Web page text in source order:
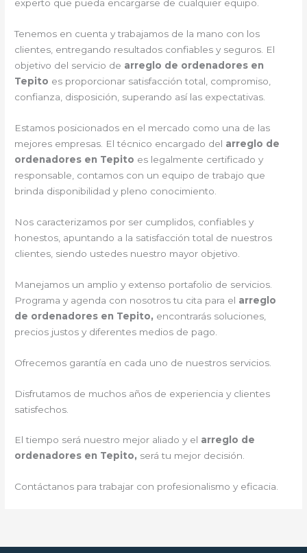
experto que pueda encargarse de cualquier equipo.
Tenemos en cuenta y trabajamos de la mano con los
clientes, entregando resultados confiables y seguros. El
objetivo del servicio de arreglo de ordenadores en
Tepito es proporcionar satisfacción total, compromiso,
confianza, disposición, superando así las expectativas.
Estamos posicionados en el mercado como una de las
mejores empresas. El técnico encargado del arreglo de
ordenadores en Tepito es legalmente certificado y
responsable, contamos con un equipo de trabajo que
brinda disponibilidad y pleno conocimiento.
Nos caracterizamos por ser cumplidos, confiables y
honestos, apuntando a la satisfacción total de nuestros
clientes, siendo ustedes nuestro mayor objetivo.
Manejamos un amplio y extenso portafolio de servicios.
Programa y agenda con nosotros tu cita para el arreglo
de ordenadores en Tepito, encontrarás soluciones,
precios justos y diferentes medios de pago.
Ofrecemos garantía en cada uno de nuestros servicios.
Disfrutamos de muchos años de experiencia y clientes
satisfechos.
El tiempo será nuestro mejor aliado y el arreglo de
ordenadores en Tepito, será tu mejor decisión.
Contáctanos para trabajar con profesionalismo y eficacia.